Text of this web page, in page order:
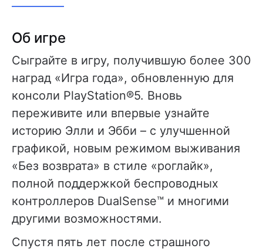
Об игре
Сыграйте в игру, получившую более 300
наград «Игра года», обновленную для
консоли PlayStation®5. Вновь
переживите или впервые узнайте
историю Элли и Эбби – с улучшенной
графикой, новым режимом выживания
«Без возврата» в стиле «роглайк»,
полной поддержкой беспроводных
контроллеров DualSense™ и многими
другими возможностями.
Спустя пять лет после страшного